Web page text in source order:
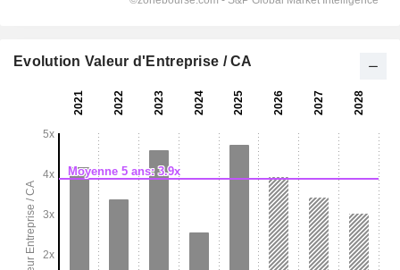
Evolution Valeur d'Entreprise / CA